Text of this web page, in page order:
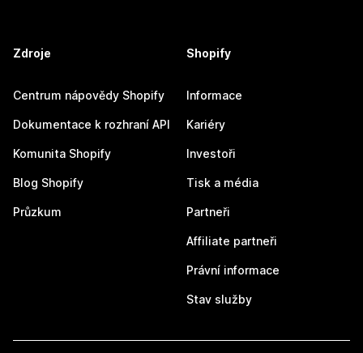
Zdroje
Centrum nápovědy Shopify
Dokumentace k rozhraní API
Komunita Shopify
Blog Shopify
Průzkum
Shopify
Informace
Kariéry
Investoři
Tisk a média
Partneři
Affiliate partneři
Právní informace
Stav služby